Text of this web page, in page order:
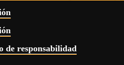
de responsabilidad